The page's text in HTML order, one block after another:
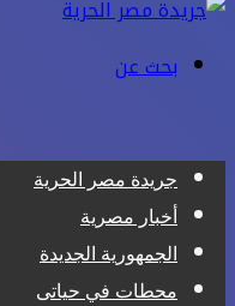
بحث عن
جريدة مصر الحرية
أخبار مصرية
الجمهورية الجديدة
محطات في حياتى